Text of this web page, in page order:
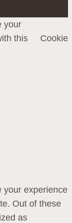
your
this
Cookie
your experience
Out of these
as